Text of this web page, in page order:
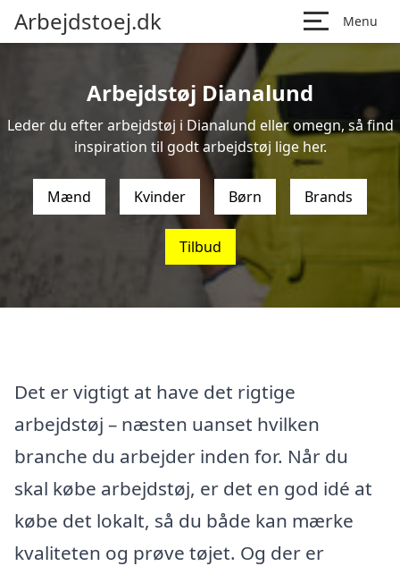
Arbejdstoej.dk Menu
Arbejdstøj Dianalund
Leder du efter arbejdstøj i Dianalund eller omegn, så find
inspiration til godt arbejdstøj lige her.
Mænd Kvinder Børn Brands
Tilbud
Det er vigtigt at have det rigtige
arbejdstøj – næsten uanset hvilken
branche du arbejder inden for. Når du
skal købe arbejdstøj, er det en god idé at
købe det lokalt, så du både kan mærke
kvaliteten og prøve tøjet. Og der er